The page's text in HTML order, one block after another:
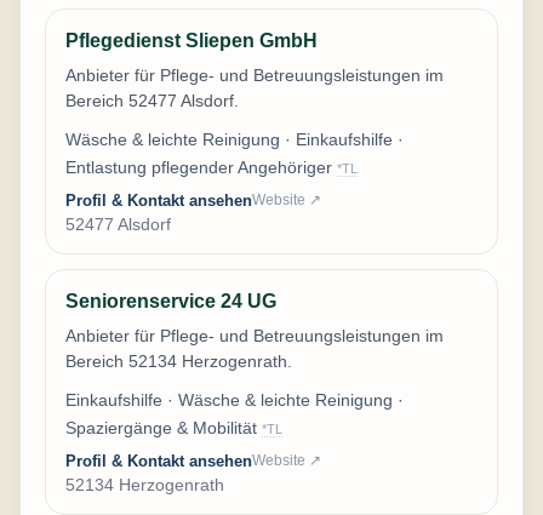
Pflegedienst Sliepen GmbH
Anbieter für Pflege- und Betreuungsleistungen im
Bereich 52477 Alsdorf.
Wäsche & leichte Reinigung · Einkaufshilfe ·
Entlastung pflegender Angehöriger *TL
Profil & Kontakt ansehenWebsite ↗
52477 Alsdorf
Seniorenservice 24 UG
Anbieter für Pflege- und Betreuungsleistungen im
Bereich 52134 Herzogenrath.
Einkaufshilfe · Wäsche & leichte Reinigung ·
Spaziergänge & Mobilität *TL
Profil & Kontakt ansehenWebsite ↗
52134 Herzogenrath